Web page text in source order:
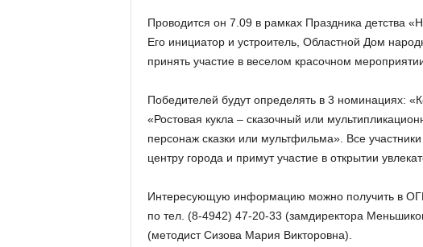
Проводится он 7.09 в рамках Праздника детства
Его инициатор и устроитель, Областной Дом
принять участие в веселом красочном
Победителей будут определять в 3 номинациях:
«Ростовая кукла – сказочный или
персонаж сказки или мультфильма». Все
центру города и примут участие в открытии
Интересующую информацию можно получить в
по тел. (8-4942) 47-20-33 (замдиректора
(методист Сизова Мария Викторовна).